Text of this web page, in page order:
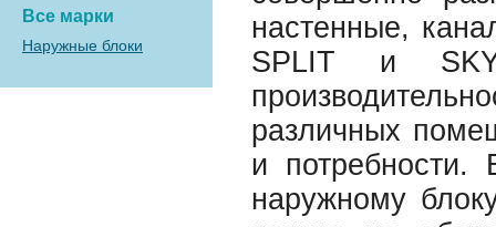
Все марки
Наружные блоки
настенные,
SPLIT и
различных
и потребности.
наружному